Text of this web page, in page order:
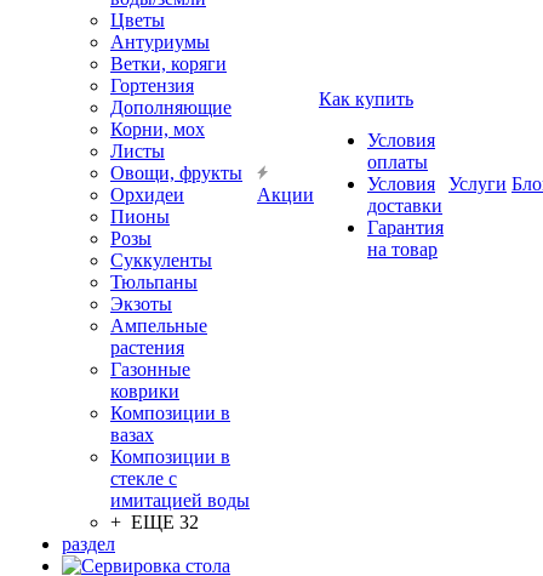
Цветы
Антуриумы
Ветки, коряги
Гортензия
Дополняющие
Корни, мох
Листы
Овощи, фрукты
Орхидеи
Пионы
Розы
Суккуленты
Тюльпаны
Экзоты
Ампельные
растения
Газонные
коврики
Композиции в
вазах
Композиции в
стекле с
имитацией воды
+ ЕЩЕ 32
раздел
Акции
Как купить
Условия
оплаты
Условия
доставки
Гарантия
на товар
Услуги